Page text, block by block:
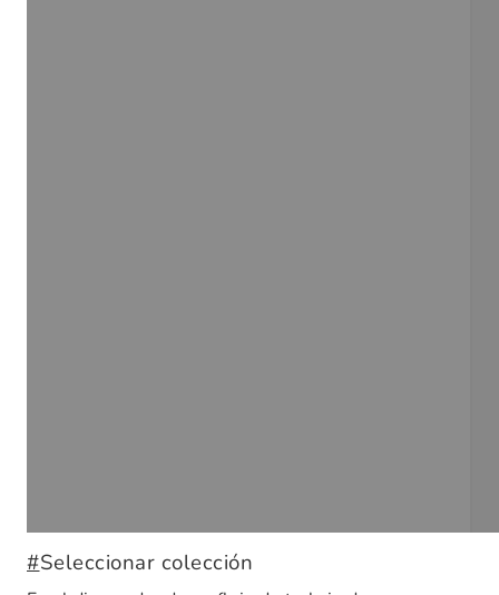
#Seleccionar colección